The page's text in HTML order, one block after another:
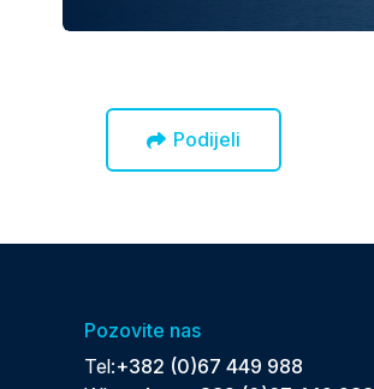
Podijeli
Pozovite nas
Tel:+382 (0)67 449 988